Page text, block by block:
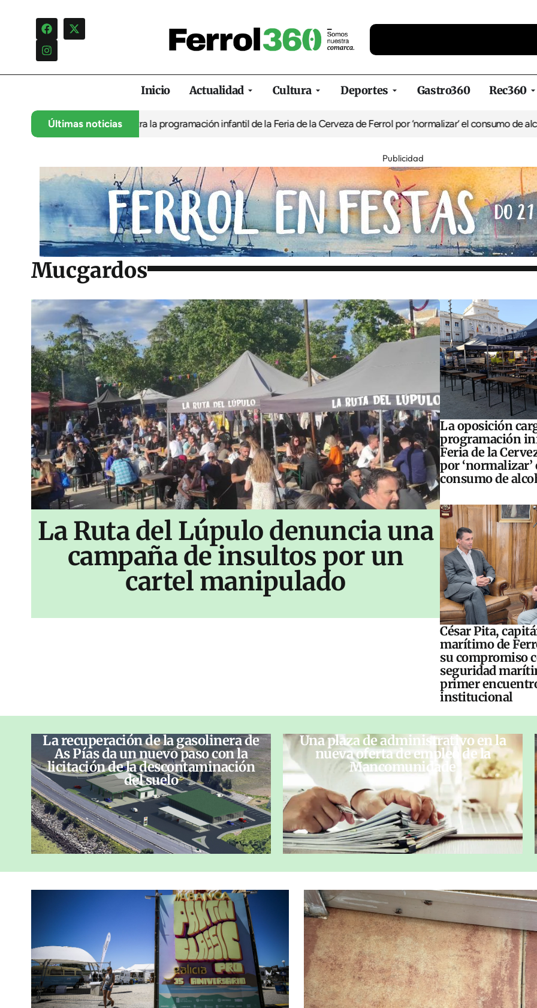
Inicio Actualidad Cultura Deportes Gastro360 Rec360
Últimas noticias
carga contra la programación infantil de la Feria de la Cerveza de Ferrol por ‘normalizar’ el consumo de alcoholDe
Publicidad
Mucgardos
La Ruta del Lúpulo denuncia una
campaña de insultos por un
cartel manipulado
La oposición
programación
Feria de la
por ‘normalizar’
consumo de
César Pita,
marítimo de
su compromiso
seguridad
primer
institucional
La recuperación de la gasolinera de
As Pías da un nuevo paso con la
licitación de la descontaminación
del suelo
Una plaza de administrativo en la
nueva oferta de empleo de la
Mancomunidade